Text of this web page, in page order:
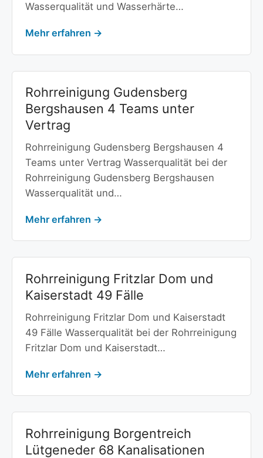
Wasserqualität und Wasserhärte…
Mehr erfahren →
Rohrreinigung Gudensberg
Bergshausen 4 Teams unter
Vertrag
Rohrreinigung Gudensberg Bergshausen 4
Teams unter Vertrag Wasserqualität bei der
Rohrreinigung Gudensberg Bergshausen
Wasserqualität und…
Mehr erfahren →
Rohrreinigung Fritzlar Dom und
Kaiserstadt 49 Fälle
Rohrreinigung Fritzlar Dom und Kaiserstadt
49 Fälle Wasserqualität bei der Rohrreinigung
Fritzlar Dom und Kaiserstadt…
Mehr erfahren →
Rohrreinigung Borgentreich
Lütgeneder 68 Kanalisationen